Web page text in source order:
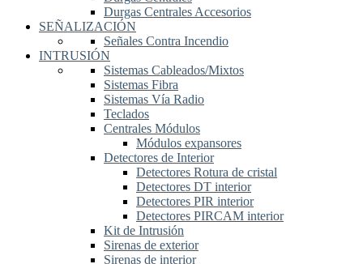
Durgas Centrales Accesorios
SEÑALIZACIÓN
Señales Contra Incendio
INTRUSIÓN
Sistemas Cableados/Mixtos
Sistemas Fibra
Sistemas Vía Radio
Teclados
Centrales Módulos
Módulos expansores
Detectores de Interior
Detectores Rotura de cristal
Detectores DT interior
Detectores PIR interior
Detectores PIRCAM interior
Kit de Intrusión
Sirenas de exterior
Sirenas de interior